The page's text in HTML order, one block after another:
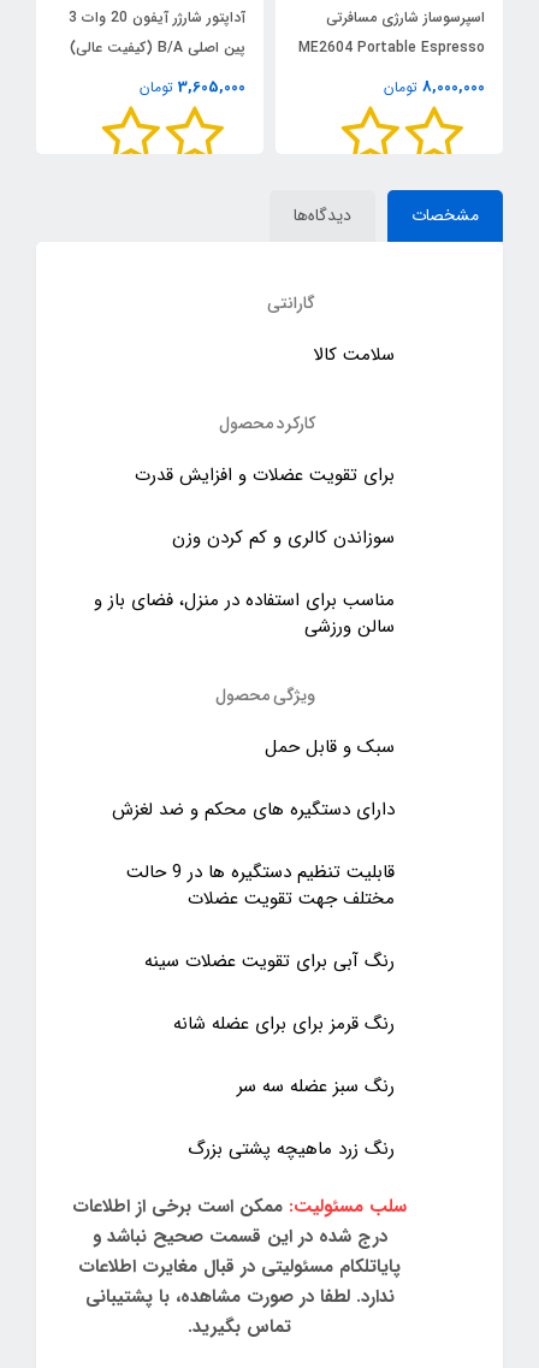
اسپرسوساز شارژی مسافرتی
ME2604 Portable Espresso
8,000,000 تومان
آداپتور شارژر آیفون 20 وات 3
پین اصلی B/A (کیفیت عالی)
3,605,000 تومان
مشخصات دیدگاه‌ها
گارانتی
سلامت کالا
کارکرد محصول
برای تقویت عضلات و افزایش قدرت
سوزاندن کالری و کم کردن وزن
مناسب برای استفاده در منزل، فضای باز و
سالن ورزشی
ویژگی محصول
سبک و قابل حمل
دارای دستگیره های محکم و ضد لغزش
قابلیت تنظیم دستگیره ها در 9 حالت
مختلف جهت تقویت عضلات
رنگ آبی برای تقویت عضلات سینه
رنگ قرمز برای برای عضله شانه
رنگ سبز عضله سه سر
رنگ زرد ماهیچه پشتی بزرگ
سلب مسئولیت: ممکن است برخی از اطلاعات
درج شده در این قسمت صحیح نباشد و
پایاتلکام مسئولیتی در قبال مغایرت اطلاعات
ندارد. لطفا در صورت مشاهده، با پشتیبانی
تماس بگیرید.